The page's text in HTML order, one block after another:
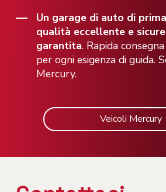
Un garage di auto di
qualità eccellente e
garantita. Rapida
per ogni esigenza di guida.
Mercury.
Veicoli Mercury